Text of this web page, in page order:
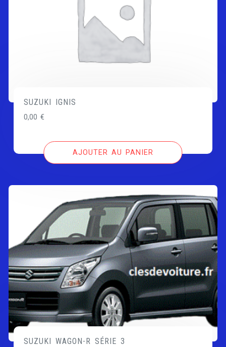
SUZUKI IGNIS
0,00€
AJOUTER AU PANIER
SUZUKI WAGON-R SÉRIE 3